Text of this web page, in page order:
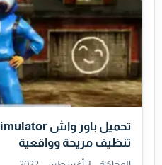
تنظيف مريحة وواقعية